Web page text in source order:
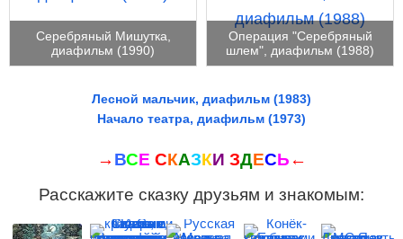
Серебряный Мишутка,
диафильм (1990)
Операция "Серебряный
шлем", диафильм (1988)
Лесной мальчик, диафильм (1983)
Начало театра, диафильм (1973)
→ ВСЕ СКАЗКИ ЗДЕСЬ ←
Расскажите сказку друзьям и знакомым: